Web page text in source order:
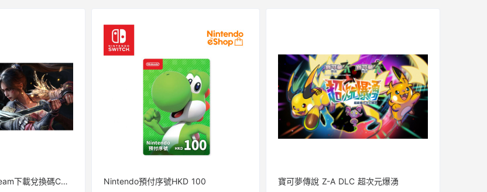
明末：淵虛之羽 Steam下載兌換碼CDKEY Nintendo預付序號HKD 100 寶可夢傳說 Z-A DLC 超次元爆湧